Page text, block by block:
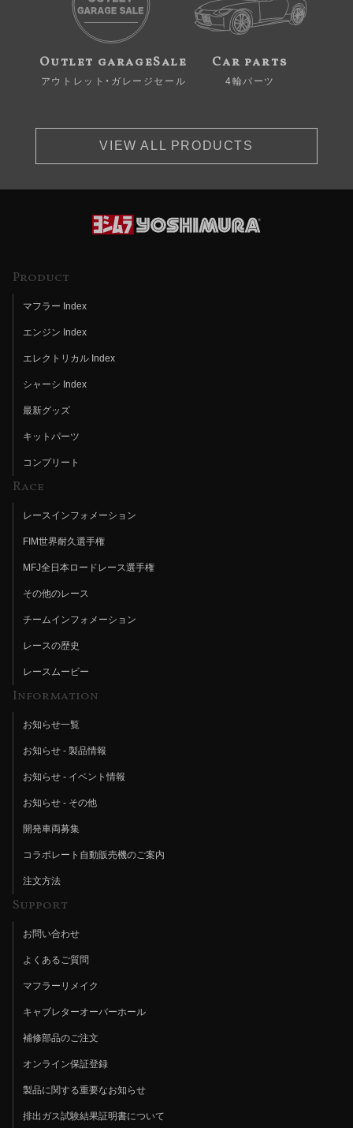
Outlet garageSale
アウトレット・ガレージセール
Car parts
4輪パーツ
VIEW ALL PRODUCTS
Product
マフラー Index
エンジン Index
エレクトリカル Index
シャーシ Index
最新グッズ
キットパーツ
コンプリート
Race
レースインフォメーション
FIM世界耐久選手権
MFJ全日本ロードレース選手権
その他のレース
チームインフォメーション
レースの歴史
レースムービー
Information
お知らせ一覧
お知らせ - 製品情報
お知らせ - イベント情報
お知らせ - その他
開発車両募集
コラボレート自動販売機のご案内
注文方法
Support
お問い合わせ
よくあるご質問
マフラーリメイク
キャブレターオーバーホール
補修部品のご注文
オンライン保証登録
製品に関する重要なお知らせ
排出ガス試験結果証明書について